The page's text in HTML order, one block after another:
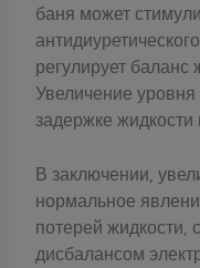
баня может
регулирует баланс
Увеличение
задержке
В заключении,
нормальное
потерей жидкости,
дисбалансом